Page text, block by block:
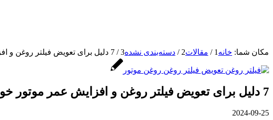
مکان شما: خانه 1
/ مقالات2
/ دسته‌بندی نشده3
/ 7 دلیل برای تعویض فیلتر روغن و افزایش عمر موتور خودرو...
7 دلیل برای تعویض فیلتر روغن و افزایش عمر موتور خودرو
2024-09-25